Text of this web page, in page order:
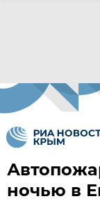
ночью в